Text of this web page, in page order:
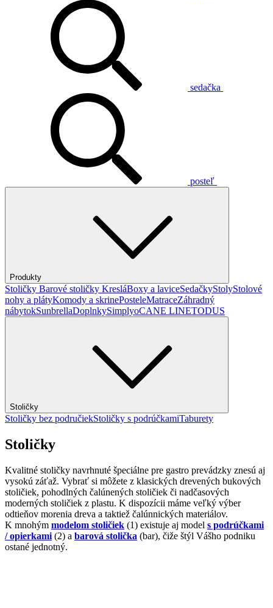
sedačka
posteľ
Produkty
Stoličky Barové stoličky KresláBoxy a laviceSedačkyStolyStolové
nohy a plátyKomody a skrinePosteleMatraceZáhradný
nábytokSunbrellaDoplnkySimplyoCANE LINETODUS
Stoličky
Stoličky bez područiekStoličky s podrúčkamiTaburety
Stoličky
Kvalitné stoličky navrhnuté špeciálne pre gastro prevádzky znesú aj
vysokú záťaž. Vybrať si môžete z klasických drevených bukových
stoličiek, pohodlných čalúnených stoličiek či nadčasových
moderných stoličiek z plastu. K dispozícii máme veľký výber
odtieňov morenia dreva a taktiež čalúnnických materiálov.
K mnohým modelom stoličiek (1) existuje aj model s podrúčkami
/ opierkami (2) a barová stolička (bar), čiže štýl Vášho podniku
ostané jednotný.